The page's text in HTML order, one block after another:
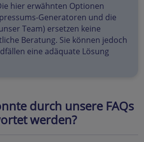
hier erwähnten Optionen
Generatoren und die
Team) ersetzen keine
Beratung. Sie können jedoch
eine adäquate Lösung
durch unsere FAQs
werden?